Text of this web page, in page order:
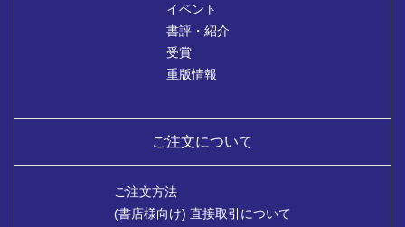
イベント
書評・紹介
受賞
重版情報
ご注文について
ご注文方法
(書店様向け) 直接取引について